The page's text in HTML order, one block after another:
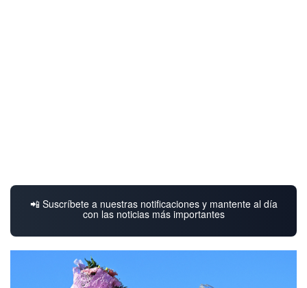
📲 Suscríbete a nuestras notificaciones y mantente al día
con las noticias más importantes